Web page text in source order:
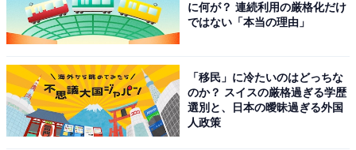
に何が？ 連続利用の厳格化だけ
ではない「本当の理由」
「移民」に冷たいのはどっちな
のか？ スイスの厳格過ぎる学歴
選別と、日本の曖昧過ぎる外国
人政策